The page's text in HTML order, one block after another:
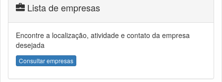
Lista de empresas
Encontre a localização, atividade e contato da empresa
desejada
Consultar empresas